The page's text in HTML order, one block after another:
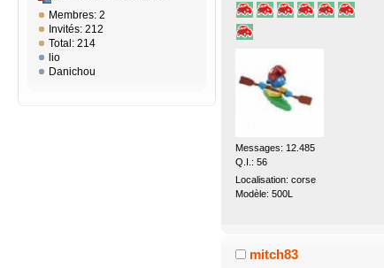
Membres: 2
Invités: 212
Total: 214
lio
Danichou
Messages: 12.485
Q.I.: 56
Localisation: corse
Modèle: 500L
mitch83